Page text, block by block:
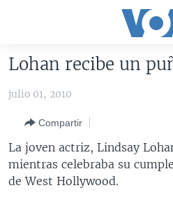
accesibilidad
principal
Salte
al
navegador
AMÉRICA DEL NORTE
EEUU
MÉXICO
HAITÍ
ELECCIONES EEUU 2024
ELECCIONES EEUU
VOTO DIVIDIDO
VOA VERIFICA
VOA VERIFICA UCRANIA/RUSIA
VOA VERIFICA INMIGRACIÓN
AMÉRICA LATINA
ARGENTINA
CHINA EN AMÉRICA LATINA
Lohan recibe un
julio 01, 2010
Compartir
La joven actriz, Lindsay
mientras celebraba su
de West Hollywood.